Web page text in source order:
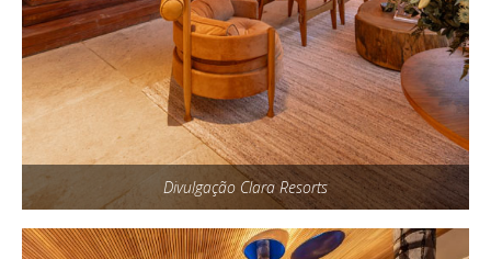
Divulgação Clara Resorts